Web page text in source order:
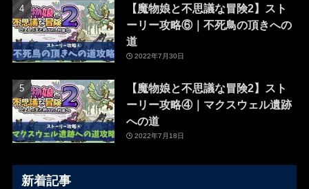
【魔物娘と不思議な冒険2】スト
ーリー攻略⑥｜不死鳥の頂きへの
道
2022年7月30日
【魔物娘と不思議な冒険2】スト
ーリー攻略④｜マクスウェル遺跡
への道
2022年7月18日
新着記事